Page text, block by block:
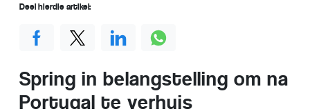
Spring in belangstelling om na
Portugal te verhuis
Deel hierdie artikel: